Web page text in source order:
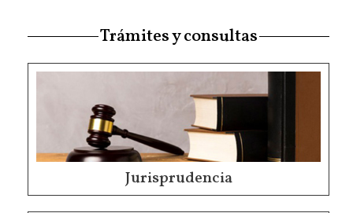
Trámites y consultas
Jurisprudencia